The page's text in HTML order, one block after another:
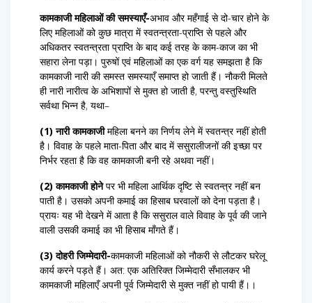
कामकाजी महिलाओं की समस्याएँ-अभाव और महँगाई से दो-चार होने के
लिए महिलाओं को कुछ मात्रा में स्वतन्त्रता-प्राप्ति से पहले और
अधिकतर स्वतन्त्रता प्राप्ति के बाद कई तरह के काम-काज का भी
सहारा लेना पड़ा। पुरुषों एवं महिलाओं का एक वर्ग यह समझता है कि
कामकाजी नारी की समस्त समस्याएँ समाप्त हो जाती हैं। नौकरी मिलते
ही नारी नारीत्व के अभिशापों से मुक्त हो जाती है, परन्तु वस्तुस्थिति
सर्वथा भिन्न है, यथा–
(1) नारी कामकाजीमहिला बनने का निर्णय लेने में स्वतन्त्र नहीं होती
है। विवाह के पहले माता-पिता और बाद में ससुरालीजनों की इच्छा पर
निर्भर रहता है कि वह कामकाजी बनी रहे अथवा नहीं।
(2) कामकाजी होनेपर भी महिला आर्थिक दृष्टि से स्वतन्त्र नहीं बन
पाती है। उसको अपनी कमाई का हिसाब घरवालों को देना पड़ता है।
प्रायः यह भी देखने में आता है कि ससुराल वाले विवाह के पूर्व की जाने
वाली उसकी कमाई का भी हिसाब माँगते हैं।
(3) दोहरी जिम्मेदारी-कामकाजी महिलाओं को नौकरी से लौटकर घरेलू
कार्य करने पड़ते हैं। अत: एक अतिरिक्त जिम्मेदारी सँभालकर भी
कामकाजी महिलाएँ अपनी पूर्व जिम्मेदारी से मुक्त नहीं हो पायी हैं।।